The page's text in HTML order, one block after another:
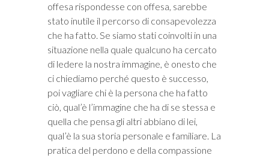
offesa rispondesse con offesa, sarebbe
stato inutile il percorso di consapevolezza
che ha fatto. Se siamo stati coinvolti in una
situazione nella quale qualcuno ha cercato
di ledere la nostra immagine, è onesto che
ci chiediamo perché questo è successo,
poi vagliare chi è la persona che ha fatto
ciò, qual’è l’immagine che ha di se stessa e
quella che pensa gli altri abbiano di lei,
qual’è la sua storia personale e familiare. La
pratica del perdono e della compassione